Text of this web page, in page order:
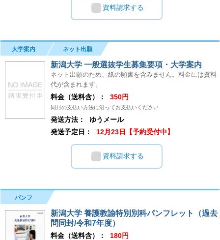
資料請求する
大学案内 ネット出願
新潟大学 一般選抜学生募集要項・大学案内
ネット出願のため、紙の願書を含みません。料金には資料
代が含まれます。
料金（送料含）： 350円
同封の支払い方法に沿ってお支払いください
発送方法：
ゆうメール
発送予定日：
12月23日【予約受付中】
資料請求する
パンフ
新潟大学 養護教諭特別別科パンフレット（過去
問同封/令和7年度）
料金（送料含）： 180円